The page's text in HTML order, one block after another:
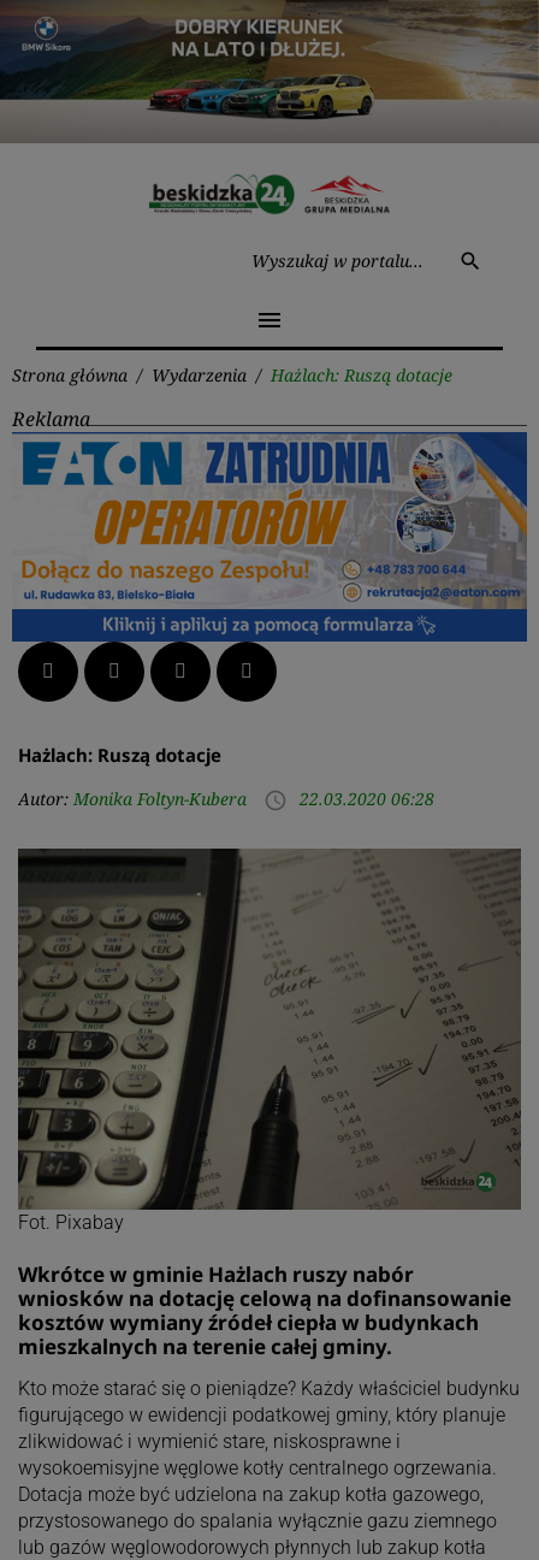
Przejdź
treści
search
menu
Strona główna / Wydarzenia / Hażlach: Ruszą dotacje
Reklama
Facebook Twitter LinkedIn Pinterest
Hażlach: Ruszą dotacje
Autor: Monika Foltyn-Kubera access_time 22.03.2020 06:28
Fot. Pixabay
Wkrótce w gminie Hażlach ruszy nabór
wniosków na dotację celową na dofinansowanie
kosztów wymiany źródeł ciepła w budynkach
mieszkalnych na terenie całej gminy.
Kto może starać się o pieniądze? Każdy właściciel budynku
figurującego w ewidencji podatkowej gminy, który planuje
zlikwidować i wymienić stare, niskosprawne i
wysokoemisyjne węglowe kotły centralnego ogrzewania.
Dotacja może być udzielona na zakup kotła gazowego,
przystosowanego do spalania wyłącznie gazu ziemnego
lub gazów węglowodorowych płynnych lub zakup kotła